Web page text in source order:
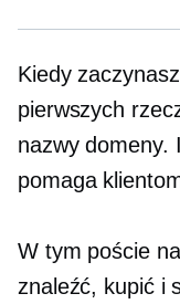
Kiedy
pierwszych
nazwy domeny.
pomaga
W tym poście
znaleźć, kupić i